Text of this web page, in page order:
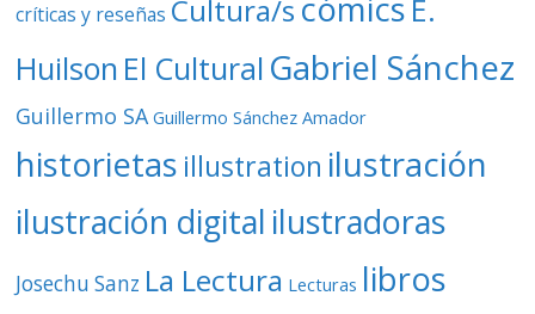
críticas y reseñas Cultura/s cómics E.
Huilson El Cultural Gabriel Sánchez
Guillermo SA Guillermo Sánchez Amador
historietas illustration ilustración
ilustración digital ilustradoras
Josechu Sanz La Lectura Lecturas libros